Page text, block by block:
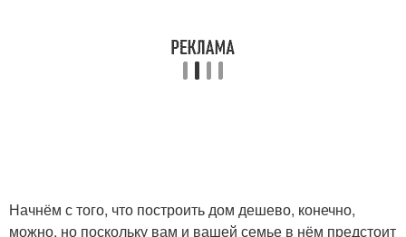
Начнём с того, что построить дом дешево, конечно,
можно, но поскольку вам и вашей семье в нём предстоит